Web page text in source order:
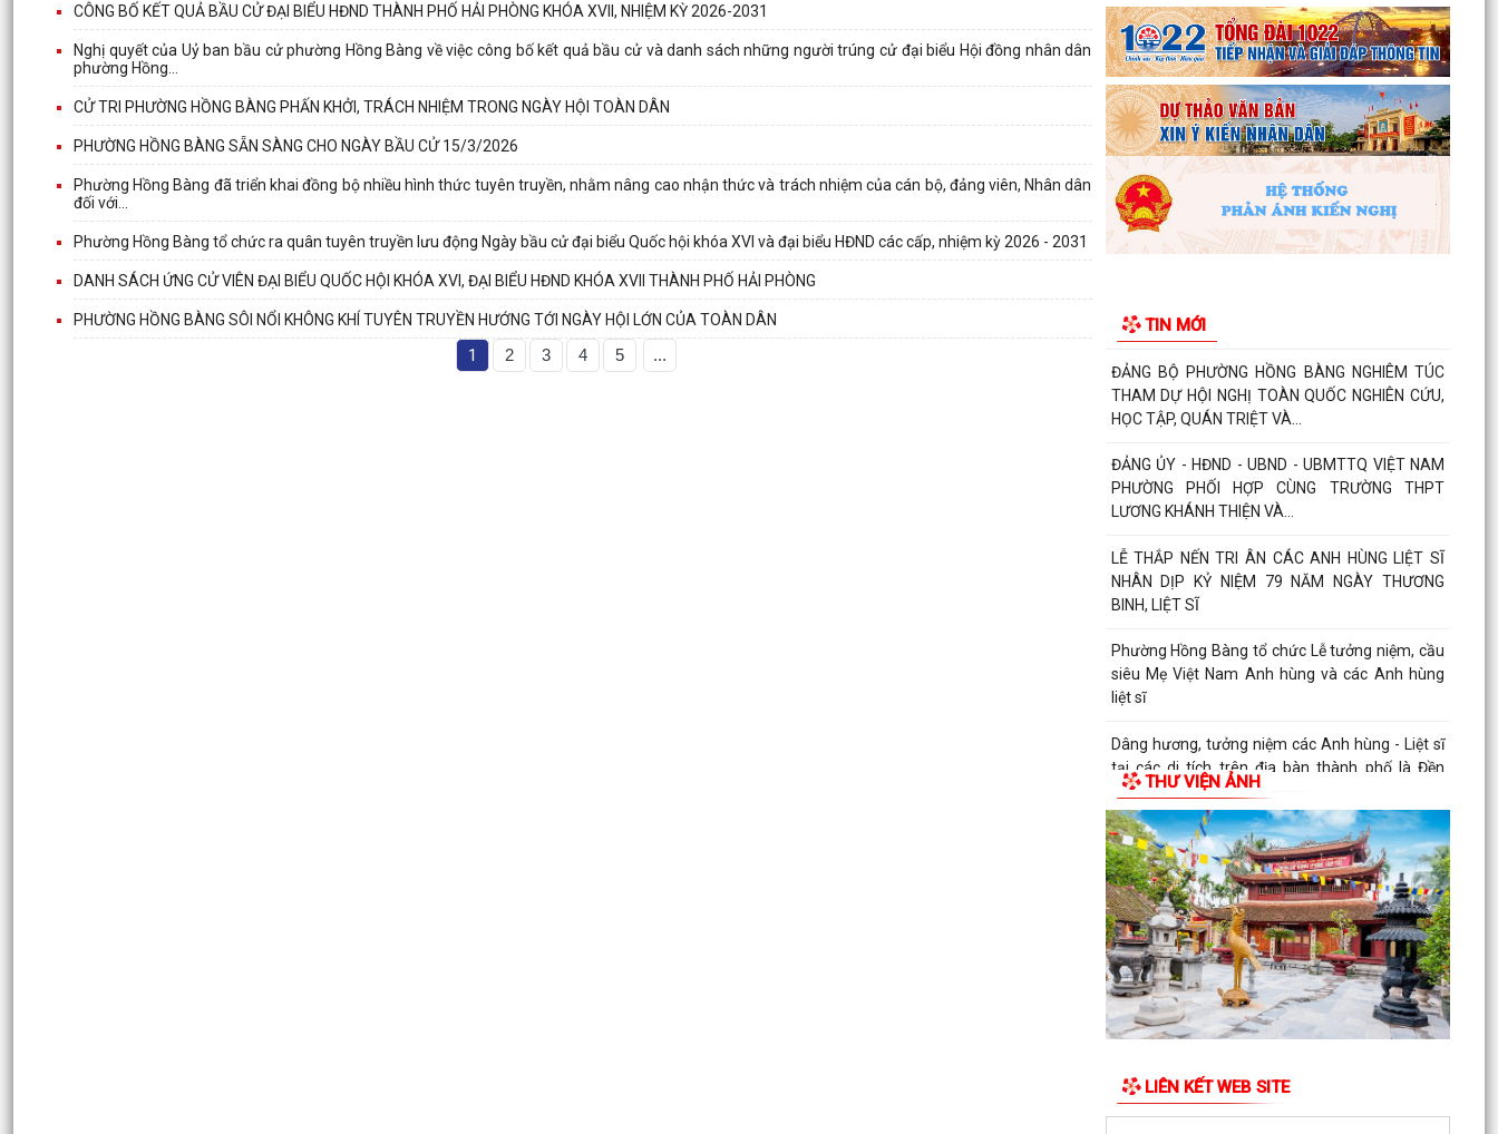
CÔNG BỐ KẾT QUẢ BẦU CỬ ĐẠI BIỂU HĐND THÀNH PHỐ HẢI PHÒNG KHÓA XVII, NHIỆM KỲ 2026-2031
Nghị quyết của Uỷ ban bầu cử phường Hồng Bàng về việc công bố kết quả bầu cử và danh sách những người trúng cử đại biểu Hội đồng nhân dân
phường Hồng...
CỬ TRI PHƯỜNG HỒNG BÀNG PHẤN KHỞI, TRÁCH NHIỆM TRONG NGÀY HỘI TOÀN DÂN
PHƯỜNG HỒNG BÀNG SẴN SÀNG CHO NGÀY BẦU CỬ 15/3/2026
Phường Hồng Bàng đã triển khai đồng bộ nhiều hình thức tuyên truyền, nhằm nâng cao nhận thức và trách nhiệm của cán bộ, đảng viên, Nhân dân
đối với...
Phường Hồng Bàng tổ chức ra quân tuyên truyền lưu động Ngày bầu cử đại biểu Quốc hội khóa XVI và đại biểu HĐND các cấp, nhiệm kỳ 2026 - 2031
DANH SÁCH ỨNG CỬ VIÊN ĐẠI BIỂU QUỐC HỘI KHÓA XVI, ĐẠI BIỂU HĐND KHÓA XVII THÀNH PHỐ HẢI PHÒNG
PHƯỜNG HỒNG BÀNG SÔI NỔI KHÔNG KHÍ TUYÊN TRUYỀN HƯỚNG TỚI NGÀY HỘI LỚN CỦA TOÀN DÂN
1 2 3 4 5 ...
TIN MỚI
PHƯỜNG HỒNG BÀNG NÂNG CAO CHẤT LƯỢNG
SINH HOẠT CHI BỘ TỪ CƠ SỞ
Trường Tiểu học Đinh Tiên Hoàng (phường
Hồng Bàng) tăng kiến thức, kỹ năng phòng
chống đuối nước...
Phường Hồng Bàng tập huấn kiến thức về an
toàn thực phẩm cho các cơ sở kinh doanh dịch
vụ ăn uống,...
THÁNG ĐẦU NĂM 2026
ĐẢNG BỘ PHƯỜNG HỒNG BÀNG NGHIÊM TÚC
THAM DỰ HỘI NGHỊ TOÀN QUỐC NGHIÊN CỨU,
HỌC TẬP, QUÁN TRIỆT VÀ...
ĐẢNG ỦY - HĐND - UBND - UBMTTQ VIỆT NAM
PHƯỜNG PHỐI HỢP CÙNG TRƯỜNG THPT
LƯƠNG KHÁNH THIỆN VÀ...
LỄ THẮP NẾN TRI ÂN CÁC ANH HÙNG LIỆT SĨ
NHÂN DỊP KỶ NIỆM 79 NĂM NGÀY THƯƠNG
BINH, LIỆT SĨ
Phường Hồng Bàng tổ chức Lễ tưởng niệm, cầu
siêu Mẹ Việt Nam Anh hùng và các Anh hùng
liệt sĩ
Dâng hương, tưởng niệm các Anh hùng - Liệt sĩ
tại các di tích trên địa bàn thành phố là Đền
thờ...
PHƯỜNG HỒNG BÀNG TỔ CHỨC HỘI NGHỊ SƠ
KẾT 6 THÁNG ĐẦU NĂM 2026 CÔNG TÁC BẢO
VỆ NỀN TẢNG TƯ TƯỞNG CỦA...
Hội Cựu CAND phường Hồng Bàng đi thăm, tặng
quà các gia đình thương binh, thân nhân liệt sỹ
CAND
Phường Hồng Bàng phát huy vai trò, nâng cao
TUỔI TRẺ PHƯỜNG HỒNG BÀNG TỔ CHỨC
THƯ VIỆN ẢNH
LIÊN KẾT WEB SITE